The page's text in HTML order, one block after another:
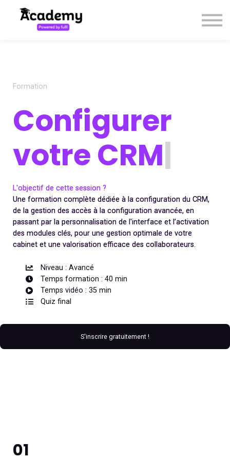
Formation
Configurer
votre CRM|
L'objectif de cette session ?
Une formation complète dédiée à la configuration du CRM,
de la gestion des accès à la configuration avancée, en
passant par la personnalisation de l'interface et l’activation
des modules clés, pour une gestion optimale de votre
cabinet et une valorisation efficace des collaborateurs.
Niveau : Avancé
Temps formation : 40 min
Temps vidéo : 35 min
Quiz final
S'inscrire gratuitement !
01